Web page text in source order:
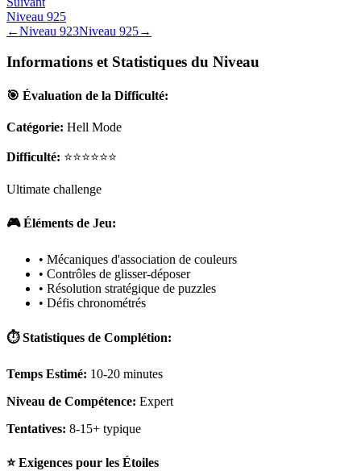
Niveau 925
←Niveau 923Niveau 925→
Informations et Statistiques du Niveau
🎯 Évaluation de la Difficulté:
Catégorie: Hell Mode
Difficulté: ⭐⭐⭐⭐⭐⭐
Ultimate challenge
🎮 Éléments de Jeu:
• Mécaniques d'association de couleurs
• Contrôles de glisser-déposer
• Résolution stratégique de puzzles
• Défis chronométrés
⏱️ Statistiques de Complétion:
Temps Estimé: 10-20 minutes
Niveau de Compétence: Expert
Tentatives: 8-15+ typique
⭐ Exigences pour les Étoiles